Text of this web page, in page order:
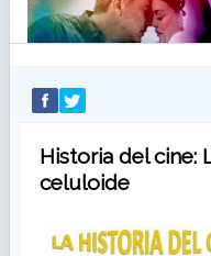
Historia del cine:
celuloide